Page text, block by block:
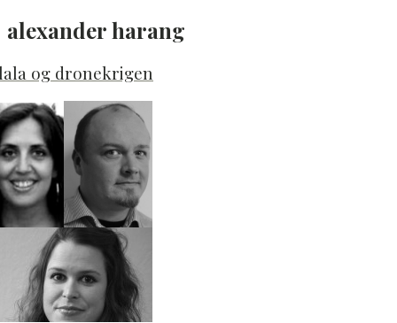
alexander harang
og dronekrigen